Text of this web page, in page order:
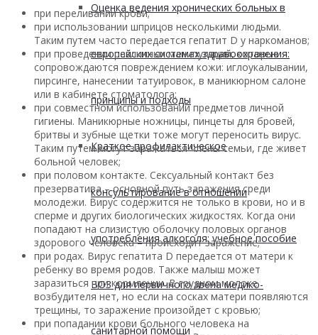
Оценка ведения хронических больных в
европейских системах здравоохранения:
принципы и подходы
Краткое профилактическое
консультирование в отношении
употребления алкоголя: учебное пособие
ВОЗ для первичного звена медико-
санитарной помощи
при переливании крови;
при использовании шприцов несколькими людьми.
Таким путем часто передается гепатит D у наркоманов;
при проведении различных манипуляций, которые
сопровождаются повреждением кожи: иглоукалывании,
пирсинге, нанесении татуировок, в маникюрном салоне
или в кабинете стоматолога;
при совместном использовании предметов личной
гигиены. Маникюрные ножницы, пинцеты для бровей,
бритвы и зубные щетки тоже могут переносить вирус.
Таким путем могут заражаться члены семьи, где живет
больной человек;
при половом контакте. Сексуальный контакт без
презерватива – основной путь заражения среди
молодежи. Вирус содержится не только в крови, но и в
сперме и других биологических жидкостях. Когда они
попадают на слизистую оболочку половых органов
здорового человека – происходит заражение;
при родах. Вирус гепатита D передается от матери к
ребенку во время родов. Также малыш может
заразиться при кормлении. В грудном молоке
возбудителя нет, но если на сосках матери появляются
трещины, то заражение произойдет с кровью;
при попадании крови больного человека на